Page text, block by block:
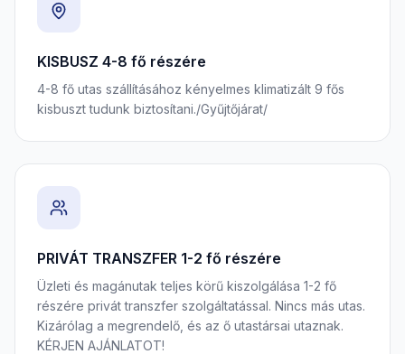
KISBUSZ 4-8 fő részére
4-8 fő utas szállításához kényelmes klimatizált 9 fős
kisbuszt tudunk biztosítani./Gyűjtőjárat/
PRIVÁT TRANSZFER 1-2 fő részére
Üzleti és magánutak teljes körű kiszolgálása 1-2 fő
részére privát transzfer szolgáltatással. Nincs más utas.
Kizárólag a megrendelő, és az ő utastársai utaznak.
KÉRJEN AJÁNLATOT!